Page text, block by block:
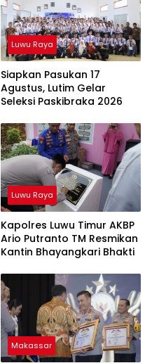
Luwu Raya
Siapkan Pasukan 17
Agustus, Lutim Gelar
Seleksi Paskibraka 2026
Luwu Raya
Kapolres Luwu Timur AKBP
Ario Putranto TM Resmikan
Kantin Bhayangkari Bhakti
Makassar